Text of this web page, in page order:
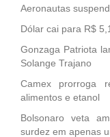
Aeronautas
Dólar cai para R$
Gonzaga Patriota
Solange Trajano
Camex prorroga
alimentos e etanol
Bolsonaro veta
surdez em apenas